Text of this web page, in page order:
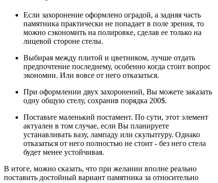
Если захоронение оформлено оградой, а задняя часть
памятника практически не попадает в поле зрения, то
можно сэкономить на полировке, сделав ее только на
лицевой стороне стелы.
Выбирая между плитой и цветником, лучше отдать
предпочтение последнему, особенно когда стоит вопрос
экономии. Или вовсе от него отказаться.
При оформлении двух захоронений, Вы можете заказать
одну общую стелу, сохранив порядка 200$.
Поставьте маленький постамент. По сути, этот элемент
актуален в том случае, если Вы планируете
устанавливать вазу, лампаду или скульптуру. Однако
отказаться от него полностью не стоит - без него стела
будет менее устойчивая.
В итоге, можно сказать, что при желании вполне реально
поставить достойный вариант памятника за относительно